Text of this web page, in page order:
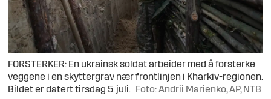
FORSTERKER: En ukrainsk soldat arbeider med å forsterke
veggene i en skyttergrav nær frontlinjen i Kharkiv-regionen.
Bildet er datert tirsdag 5. juli.
Foto: Andrii Marienko, AP, NTB